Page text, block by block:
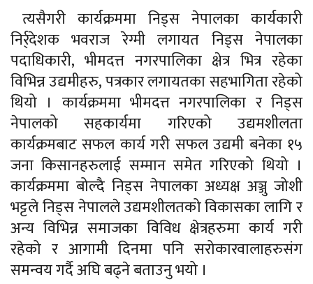
त्यसैगरी कार्यक्रममा निड्स नेपालका कार्यकारी
निर्र्देशक भवराज रेग्मी लगायत निड्स नेपालका
पदाधिकारी, भीमदत्त नगरपालिका क्षेत्र भित्र रहेका
विभिन्न उद्यमीहरु, पत्रकार लगायतका सहभागिता रहेको
थियो । कार्यक्रममा भीमदत्त नगरपालिका र निड्स
नेपालको सहकार्यमा गरिएको उद्यमशीलता
कार्यक्रमबाट सफल कार्य गरी सफल उद्यमी बनेका १५
जना किसानहरुलाई सम्मान समेत गरिएको थियो ।
कार्यक्रममा बोल्दै निड्स नेपालका अध्यक्ष अञ्जु जोशी
भट्टले निड्स नेपालले उद्यमशीलतको विकासका लागि र
अन्य विभिन्न समाजका विविध क्षेत्रहरुमा कार्य गरी
रहेको र आगामी दिनमा पनि सरोकारवालाहरुसंग
समन्वय गर्दै अघि बढ्ने बताउनु भयो ।